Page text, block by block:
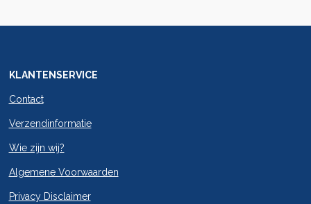
KLANTENSERVICE
Contact
Verzendinformatie
Wie zijn wij?
Algemene Voorwaarden
Privacy Disclaimer